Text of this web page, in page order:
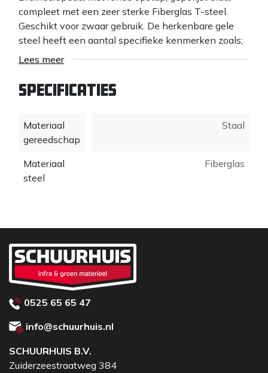
compleet met een zeer sterke Fiberglas T-steel.
Geschikt voor zwaar gebruik. De herkenbare gele
steel heeft een aantal specifieke kenmerken zoals;
De handgreep is bekleed met natuur rubber, de steel
is omringd met speciaal kunststof. Dit kunststof
beschermt het glasfiber tegen beschadigingen
staande haartjes en kunnen wonden met
ontstekingen veroorzaken). Deze steel is niet
veerkrachtig vermogen. Omdat deze steel zo sterk is
(sterker dan het blad), wordt er geen garantie
Lees meer
Specificaties
Materiaal
gereedschap
Staal
Materiaal
steel
Fiberglas
0525 65 65 47
info@schuurhuis.nl
SCHUURHUIS B.V.
Zuiderzeestraatweg 384